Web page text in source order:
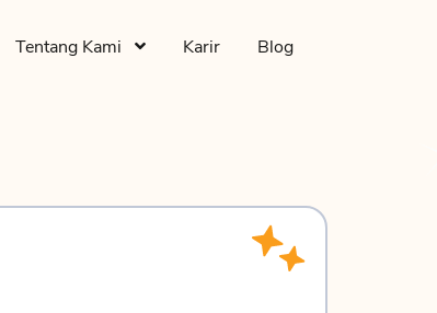
Tentang Kami Karir Blog